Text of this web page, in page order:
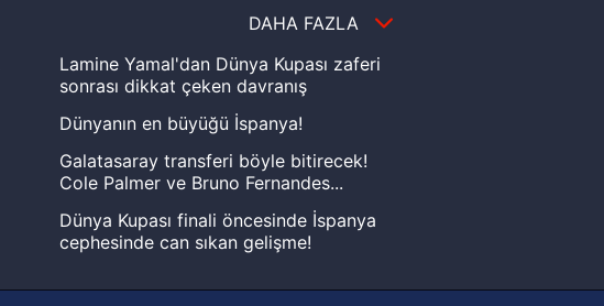
DAHA FAZLA
Lamine Yamal'dan Dünya Kupası zaferi
sonrası dikkat çeken davranış
Dünyanın en büyüğü İspanya!
Galatasaray transferi böyle bitirecek!
Cole Palmer ve Bruno Fernandes...
Dünya Kupası finali öncesinde İspanya
cephesinde can sıkan gelişme!